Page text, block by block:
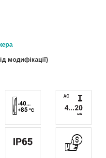
модифікації)